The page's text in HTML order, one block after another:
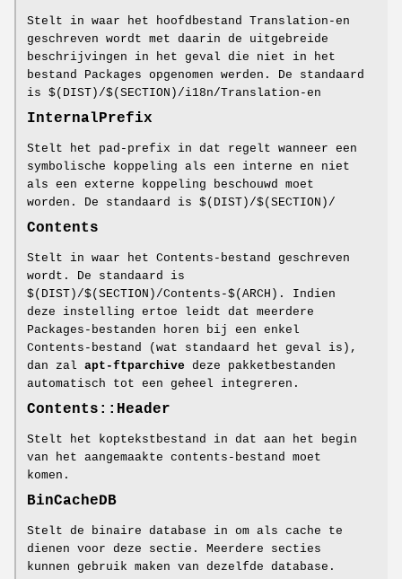
Stelt in waar het hoofdbestand Translation-en
geschreven wordt met daarin de uitgebreide
beschrijvingen in het geval die niet in het
bestand Packages opgenomen werden. De standaard
is $(DIST)/$(SECTION)/i18n/Translation-en
InternalPrefix
Stelt het pad-prefix in dat regelt wanneer een
symbolische koppeling als een interne en niet
als een externe koppeling beschouwd moet
worden. De standaard is $(DIST)/$(SECTION)/
Contents
Stelt in waar het Contents-bestand geschreven
wordt. De standaard is
$(DIST)/$(SECTION)/Contents-$(ARCH). Indien
deze instelling ertoe leidt dat meerdere
Packages-bestanden horen bij een enkel
Contents-bestand (wat standaard het geval is),
dan zal apt-ftparchive deze pakketbestanden
automatisch tot een geheel integreren.
Contents::Header
Stelt het koptekstbestand in dat aan het begin
van het aangemaakte contents-bestand moet
komen.
BinCacheDB
Stelt de binaire database in om als cache te
dienen voor deze sectie. Meerdere secties
kunnen gebruik maken van dezelfde database.